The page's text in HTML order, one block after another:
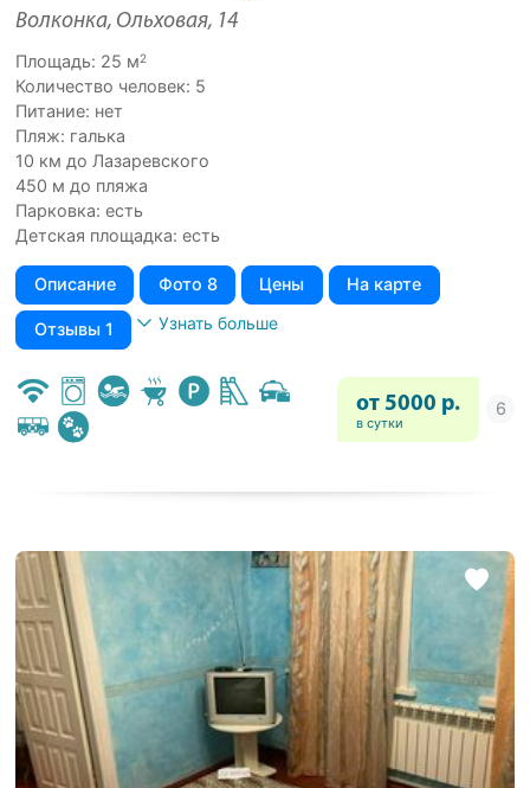
Волконка, Ольховая, 14
Площадь: 25 м2
Количество человек: 5
Питание: нет
Пляж: галька
10 км до Лазаревского
450 м до пляжа
Парковка: есть
Детская площадка: есть
Описание Фото 8 Цены На карте
Отзывы 1 Узнать больше
от 5000 р.
в сутки